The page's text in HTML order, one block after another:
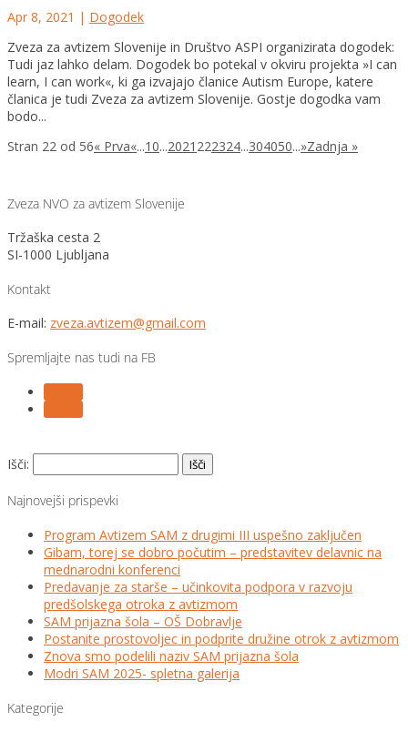
Apr 8, 2021 | Dogodek
Zveza za avtizem Slovenije in Društvo ASPI organizirata dogodek:
Tudi jaz lahko delam. Dogodek bo potekal v okviru projekta »I can
learn, I can work«, ki ga izvajajo članice Autism Europe, katere
članica je tudi Zveza za avtizem Slovenije. Gostje dogodka vam
bodo...
Stran 22 od 56« Prva«...10...2021 222324...304050...»Zadnja »
Zveza NVO za avtizem Slovenije
Tržaška cesta 2
SI-1000 Ljubljana
Kontakt
E-mail: zveza.avtizem@gmail.com
Spremljajte nas tudi na FB
Išči:
Najnovejši prispevki
Program Avtizem SAM z drugimi III uspešno zaključen
Gibam, torej se dobro počutim – predstavitev delavnic na
mednarodni konferenci
Predavanje za starše – učinkovita podpora v razvoju
predšolskega otroka z avtizmom
SAM prijazna šola – OŠ Dobravlje
Postanite prostovoljec in podprite družine otrok z avtizmom
Znova smo podelili naziv SAM prijazna šola
Modri SAM 2025- spletna galerija
Kategorije